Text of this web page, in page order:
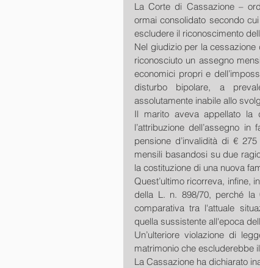
La Corte di Cassazione –
ormai consolidato secondo
escludere il riconoscimento
Nel giudizio per la
riconosciuto un assegno
economici propri e
disturbo bipolare, a
assolutamente inabile allo
Il marito aveva appellato la
l’attribuzione dell’assegno
pensione d’invalidità di €
mensili basandosi su due
la costituzione di una nuova
Quest’ultimo ricorreva, infine,
della L. n. 898/70, perché la
comparativa tra l'attuale
quella sussistente all'epoca
Un’ulteriore violazione di
matrimonio che escluderebbe
La Cassazione ha dichiarato